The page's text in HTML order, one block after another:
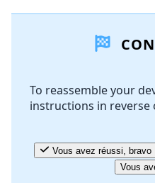
Ajouter un
To reassemble your
instructions in reverse
Vous avez réussi, bravo
Vous